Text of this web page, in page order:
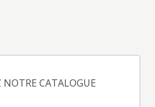
CATALOGUE